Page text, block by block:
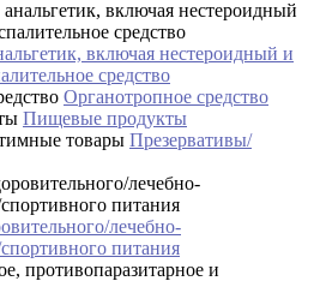
включая нестероидный и
средство
Органотропное средство
Пищевые продукты
Презервативы/
лечебно-
питания